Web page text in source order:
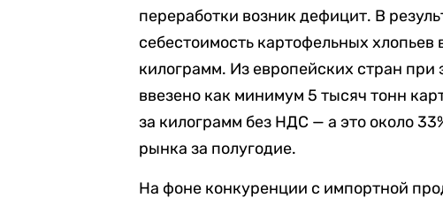
переработки возник дефицит. В
себестоимость картофельных хлопьев
килограмм. Из европейских стран
ввезено как минимум 5 тысяч тонн
за килограмм без НДС — а это около
рынка за полугодие.
На фоне конкуренции с импортной